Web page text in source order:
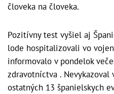
človeka na človeka.
Pozitívny test vyšiel aj
lode hospitalizovali vo
informovalo v pondelok
zdravotníctva . Nevykazoval
ostatných 13 španielskych